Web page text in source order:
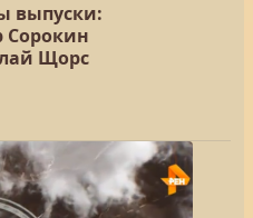
выпуски:
Сорокин
Щорс